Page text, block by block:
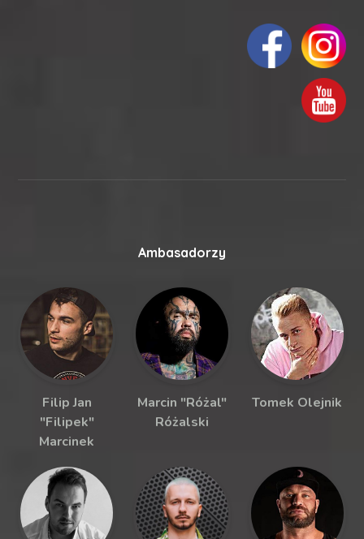
Ambasadorzy
Filip Jan
"Filipek"
Marcinek
Marcin "Różal"
Różalski
Tomek Olejnik